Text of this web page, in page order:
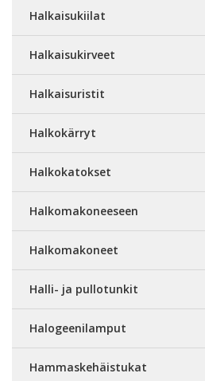
Halkaisukiilat
Halkaisukirveet
Halkaisuristit
Halkokärryt
Halkokatokset
Halkomakoneeseen
Halkomakoneet
Halli- ja pullotunkit
Halogeenilamput
Hammaskehäistukat